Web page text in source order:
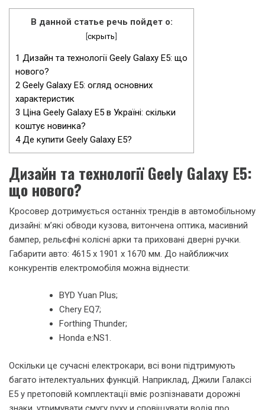
В данной статье речь пойдет о:
[скрыть]
1 Дизайн та технології Geely Galaxy E5: що
нового?
2 Geely Galaxy E5: огляд основних
характеристик
3 Ціна Geely Galaxy E5 в Україні: скільки
коштує новинка?
4Де купити Geely Galaxy E5?
Дизайн та технології Geely Galaxy E5:
що нового?
Кросовер дотримується останніх трендів в автомобільному
дизайні: м’які обводи кузова, витончена оптика, масивний
бампер, рельєфні колісні арки та приховані дверні ручки.
Габарити авто: 4615 x 1901 x 1670 мм. До найближчих
конкурентів електромобіля можна віднести:
BYD Yuan Plus;
Chery EQ7;
Forthing Thunder;
Honda e:NS1.
Оскільки це сучасні електрокари, всі вони підтримують
багато інтелектуальних функцій. Наприклад, Джили Галаксі
Е5 у претоповій комплектації вміє розпізнавати дорожні